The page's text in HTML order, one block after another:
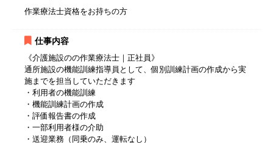
作業療法士資格をお持ちの方
仕事内容
《介護施設のの作業療法士｜正社員》
通所施設の機能訓練指導員として、個別訓練計画の作成から実
施までを担当していただきます
・利用者の機能訓練
・機能訓練計画の作成
・評価報告書の作成
・一部利用者様の介助
・送迎業務（同乗のみ、運転なし）